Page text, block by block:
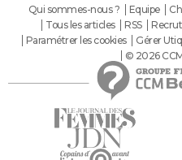
Qui sommes-nous ? Equipe
Tous les articles
RSS
Paramétrer les cookies
Gérer Utiq
© 2026